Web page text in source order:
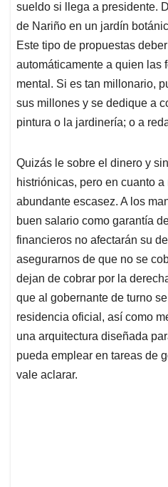
A
p
p
o
o
k
d
I
n
d
s
sueldo si llega a presidente.
de Nariño en un jardín
Este tipo de propuestas
automáticamente a quien las
mental. Si es tan millonario,
sus millones y se dedique a
pintura o la jardinería; o a
Quizás le sobre el dinero y
histriónicas, pero en cuanto
abundante escasez. A los
buen salario como garantía
financieros no afectarán su
asegurarnos de que no se
dejan de cobrar por la
que al gobernante de turno
residencia oficial, así como
una arquitectura diseñada
pueda emplear en tareas de
vale aclarar.